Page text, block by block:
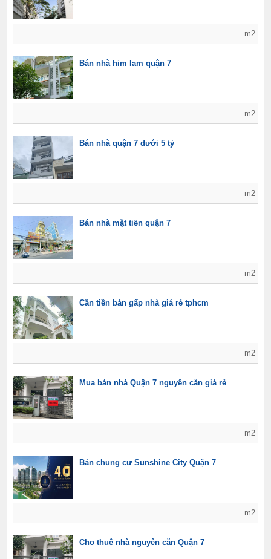
m2
m2
Bán nhà him lam quận 7
m2
Bán nhà quận 7 dưới 5 tỷ
m2
Bán nhà mặt tiền quận 7
m2
Cần tiền bán gấp nhà giá rẻ tphcm
m2
Mua bán nhà Quận 7 nguyên căn giá rẻ
m2
Bán chung cư Sunshine City Quận 7
Cho thuê nhà nguyên căn Quận 7